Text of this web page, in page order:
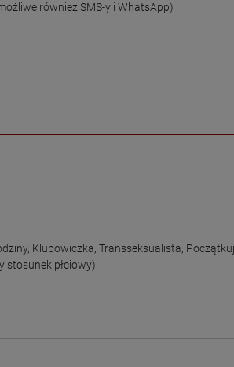
również SMS-y i WhatsApp)
, Klubowiczka,Transseksualista,
stosunek płciowy)